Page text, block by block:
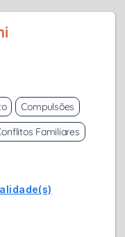
Compulsões
Familiares